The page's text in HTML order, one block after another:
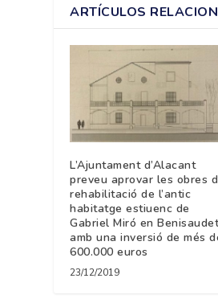
ARTÍCULOS
L’Ajuntament d’Alacant
preveu aprovar les obres
rehabilitació de l’antic
habitatge estiuenc de
Gabriel Miró en
amb una inversió de més
600.000 euros
23/12/2019